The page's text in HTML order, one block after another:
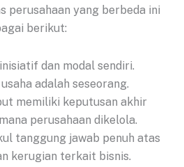
perusahaan yang berbeda ini
berikut:
dan modal sendiri.
adalah seseorang.
memiliki keputusan akhir
perusahaan dikelola.
tanggung jawab penuh atas
kerugian terkait bisnis.